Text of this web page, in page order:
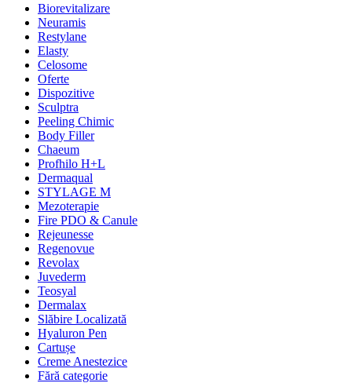
Biorevitalizare
Neuramis
Restylane
Elasty
Celosome
Oferte
Dispozitive
Sculptra
Peeling Chimic
Body Filler
Chaeum
Profhilo H+L
Dermaqual
STYLAGE M
Mezoterapie
Fire PDO & Canule
Rejeunesse
Regenovue
Revolax
Juvederm
Teosyal
Dermalax
Slăbire Localizată
Hyaluron Pen
Cartușe
Creme Anestezice
Fără categorie